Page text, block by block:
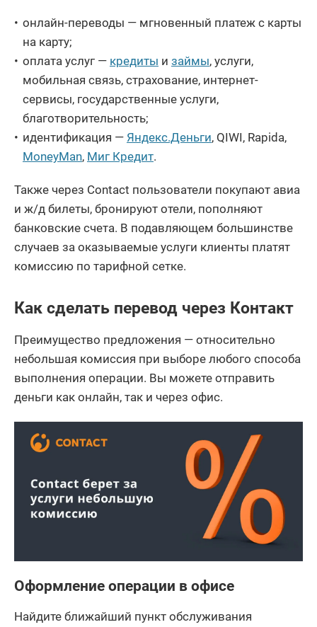
онлайн-переводы — мгновенный платеж с карты
на карту;
оплата услуг — кредиты и займы, услуги,
мобильная связь, страхование, интернет-
сервисы, государственные услуги,
благотворительность;
идентификация — Яндекс.Деньги, QIWI, Rapida,
MoneyMan, Миг Кредит.
Также через Contact пользователи покупают авиа
и ж/д билеты, бронируют отели, пополняют
банковские счета. В подавляющем большинстве
случаев за оказываемые услуги клиенты платят
комиссию по тарифной сетке.
Как сделать перевод через Контакт
Преимущество предложения — относительно
небольшая комиссия при выборе любого способа
выполнения операции. Вы можете отправить
деньги как онлайн, так и через офис.
Оформление операции в офисе
Найдите ближайший пункт обслуживания